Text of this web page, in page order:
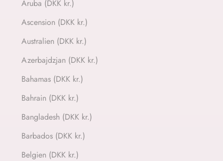
Aruba (DKK kr.)
Ascension (DKK kr.)
Australien (DKK kr.)
Azerbajdzjan (DKK kr.)
Bahamas (DKK kr.)
Bahrain (DKK kr.)
Bangladesh (DKK kr.)
Barbados (DKK kr.)
Belgien (DKK kr.)